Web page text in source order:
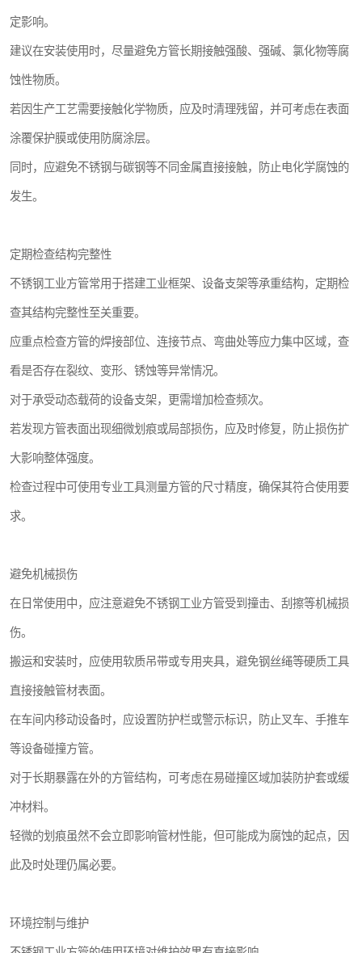
定影响。
建议在安装使用时，尽量避免方管长期接触强酸、强碱、氯化物等腐
蚀性物质。
若因生产工艺需要接触化学物质，应及时清理残留，并可考虑在表面
涂覆保护膜或使用防腐涂层。
同时，应避免不锈钢与碳钢等不同金属直接接触，防止电化学腐蚀的
发生。
定期检查结构完整性
不锈钢工业方管常用于搭建工业框架、设备支架等承重结构，定期检
查其结构完整性至关重要。
应重点检查方管的焊接部位、连接节点、弯曲处等应力集中区域，查
看是否存在裂纹、变形、锈蚀等异常情况。
对于承受动态载荷的设备支架，更需增加检查频次。
若发现方管表面出现细微划痕或局部损伤，应及时修复，防止损伤扩
大影响整体强度。
检查过程中可使用专业工具测量方管的尺寸精度，确保其符合使用要
求。
避免机械损伤
在日常使用中，应注意避免不锈钢工业方管受到撞击、刮擦等机械损
伤。
搬运和安装时，应使用软质吊带或专用夹具，避免钢丝绳等硬质工具
直接接触管材表面。
在车间内移动设备时，应设置防护栏或警示标识，防止叉车、手推车
等设备碰撞方管。
对于长期暴露在外的方管结构，可考虑在易碰撞区域加装防护套或缓
冲材料。
轻微的划痕虽然不会立即影响管材性能，但可能成为腐蚀的起点，因
此及时处理仍属必要。
环境控制与维护